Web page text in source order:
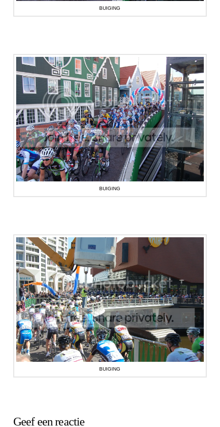
BUIGING
BUIGING
BUIGING
Geef een reactie